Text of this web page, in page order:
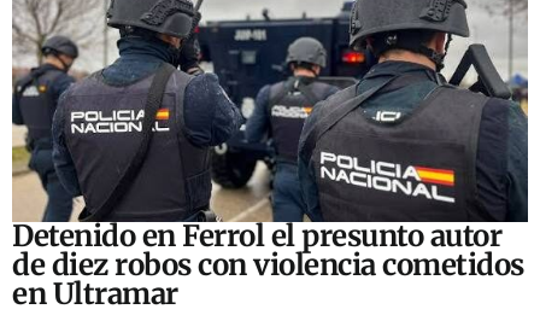
Detenido en Ferrol el presunto autor
de diez robos con violencia cometidos
en Ultramar